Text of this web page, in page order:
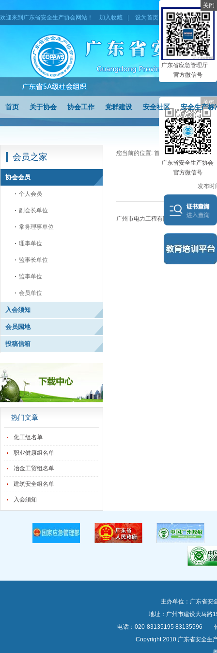
欢迎来到广东省安全生产协会网站！ 加入收藏 设为首页 网站地图
首页 关于协会 协会工作 党群建设 安全社区 安全生产标
会员之家
协会会员
个人会员
副会长单位
常务理事单位
理事单位
监事长单位
监事单位
会员单位
入会须知
会员园地
投稿信箱
热门文章
化工组名单
职业健康组名单
冶金工贸组名单
建筑安全组名单
入会须知
您当前的位置: 首页>会员之家>协会
发布
广州市电力工程有限公司
主办单位：广东省
地址：广州市建设大马
电话：020-83135195 83135596
Copyright 2010 广东省安全生
广东省应急管理厅
官方微信号
关闭
广东省安全生产协会
官方微信号
关闭